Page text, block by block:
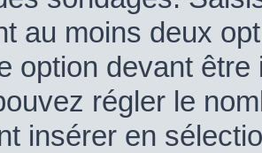
au moins deux
option devant
régler le
insérer en